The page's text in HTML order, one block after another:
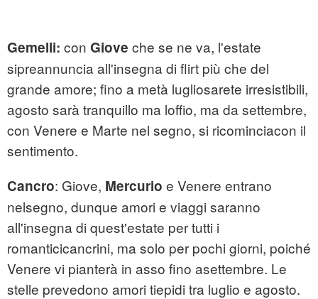
Gemelli: con Giove che se ne va, l'estate
sipreannuncia all'insegna di flirt più che del
grande amore; fino a metà lugliosarete irresistibili,
agosto sarà tranquillo ma loffio, ma da settembre,
con Venere e Marte nel segno, si ricominciacon il
sentimento.
Cancro: Giove, Mercurio e Venere entrano
nelsegno, dunque amori e viaggi saranno
all'insegna di quest'estate per tutti i
romanticicancrini, ma solo per pochi giorni, poiché
Venere vi pianterà in asso fino asettembre. Le
stelle prevedono amori tiepidi tra luglio e agosto.